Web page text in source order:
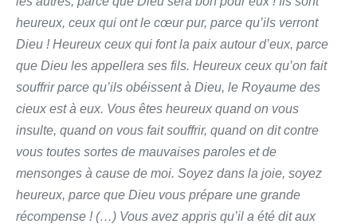
heureux, ceux qui ont le cœur pur, parce qu’ils verront
Dieu ! Heureux ceux qui font la paix autour d’eux, parce
que Dieu les appellera ses fils. Heureux ceux qu’on fait
souffrir parce qu’ils obéissent à Dieu, le Royaume des
cieux est à eux. Vous êtes heureux quand on vous
insulte, quand on vous fait souffrir, quand on dit contre
vous toutes sortes de mauvaises paroles et de
mensonges à cause de moi. Soyez dans la joie, soyez
heureux, parce que Dieu vous prépare une grande
récompense ! (…) Vous avez appris qu’il a été dit aux